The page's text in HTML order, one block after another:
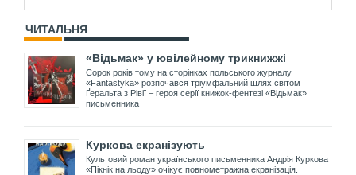
ЧИТАЛЬНЯ
«Відьмак» у ювілейному трикнижжі
Сорок років тому на сторінках польського журналу
«Fantastyka» розпочався тріумфальний шлях світом
Ґеральта з Рівії – героя серії книжок-фентезі «Відьмак»
письменника
Куркова екранізують
Культовий роман українського письменника Андрія Куркова
«Пікнік на льоду» очікує повнометражна екранізація.